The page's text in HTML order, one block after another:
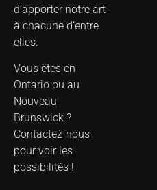
d’apporter notre art
à chacune d’entre
elles.
Vous êtes en
Ontario ou au
Nouveau
Brunswick ?
Contactez-nous
pour voir les
possibilités !